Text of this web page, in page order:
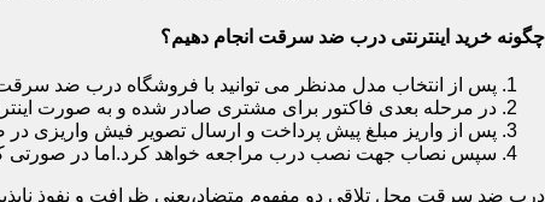
چگونه خرید اینترنتی درب ضد سرقت انجام دهیم؟
پس از انتخاب مدل مدنظر می توانید با فروشگاه درب ضد
در مرحله بعدی فاکتور برای مشتری صادر شده و به صورت
پس از واریز مبلغ پیش پرداخت و ارسال تصویر فیش
سپس نصاب جهت نصب درب مراجعه خواهد کرد.اما در صورتی که
درب ضد سرقت محل تلاقی دو مفهوم متضاد،یعنی ظرافت و نفوذ